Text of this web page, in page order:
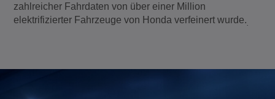
zahlreicher Fahrdaten von über einer Million
elektrifizierter Fahrzeuge von Honda verfeinert wurde.